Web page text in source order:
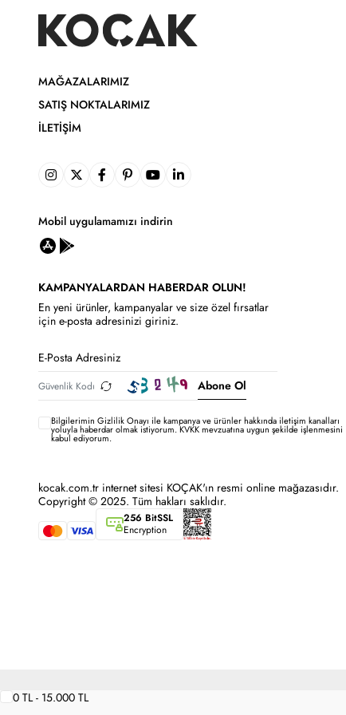
MAĞAZALARIMIZ
SATIŞ NOKTALARIMIZ
İLETIŞIM
Mobil uygulamamızı indirin
KAMPANYALARDAN HABERDAR OLUN!
En yeni ürünler, kampanyalar ve size özel fırsatlar
için e-posta adresinizi giriniz.
Abone Ol
Bilgilerimin Gizlilik Onayı ile kampanya ve ürünler hakkında iletişim kanalları
yoluyla haberdar olmak istiyorum.KVKK mevzuatına uygun şekilde işlenmesini
kabul ediyorum.
kocak.com.tr internet sitesi KOÇAK'ın resmi online mağazasıdır.
Copyright © 2025. Tüm hakları saklıdır.
256 BitSSL
Encryption
0 TL - 15.000 TL